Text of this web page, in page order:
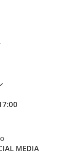
MEDIA